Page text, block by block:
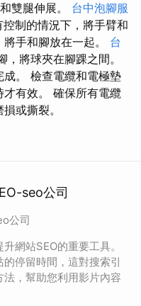
雙腿伸展。 台中泡腳服
控制的情況下，將手臂和
手和腳放在一起。 台
，將球夾在腳踝之間。
。 檢查電纜和電極墊
有效。 確保所有電纜
或撕裂。
seo公司
公司
網站SEO的重要工具。
停留時間，這對搜索引
，幫助您利用影片內容